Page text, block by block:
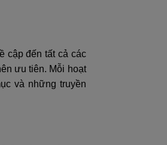
cập đến tất cả các
ưu tiên. Mỗi hoạt
và những truyền